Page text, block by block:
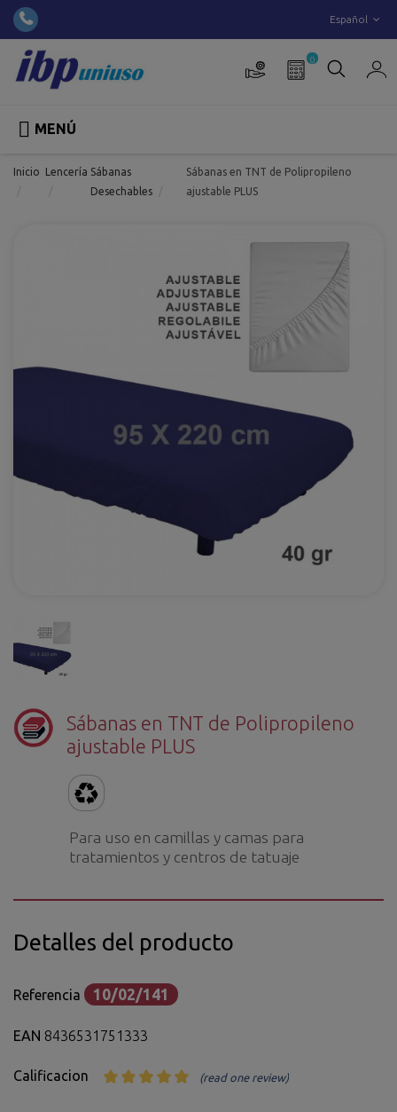
Español
0
 MENÚ
Inicio Lencería Sábanas
Desechables
Sábanas en TNT de Polipropileno
ajustable PLUS
Sábanas en TNT de Polipropileno
ajustable PLUS
Para uso en camillas y camas para
tratamientos y centros de tatuaje
Detalles del producto
Referencia 10/02/141
EAN 8436531751333
Calificacion (read one review)